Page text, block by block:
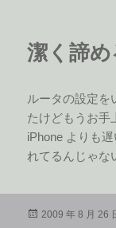
潔く諦め
ルータの設定を
たけどもうお手
iPhone よりも
れてるんじゃな
投
2009 年 8 月 26